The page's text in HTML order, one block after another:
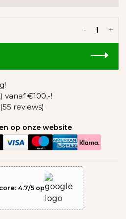
+
-
vanaf €100,-!
(55 reviews)
op onze website
4.7/5 op